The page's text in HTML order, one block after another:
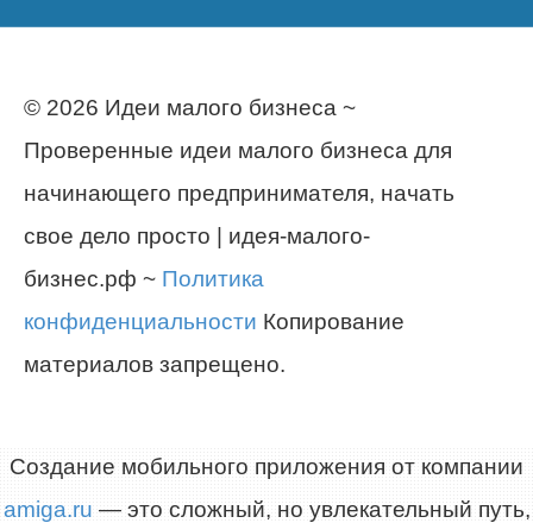
© 2026 Идеи малого бизнеса ~
Проверенные идеи малого бизнеса для
начинающего предпринимателя, начать
свое дело просто | идея-малого-
бизнес.рф ~ Политика
конфиденциальности Копирование
материалов запрещено.
Создание мобильного приложения от компании
amiga.ru — это сложный, но увлекательный путь,